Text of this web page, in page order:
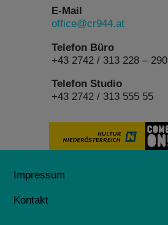
E-Mail
office@cr944.at
Telefon Büro
+43 2742 / 313 228 – 290
Telefon Studio
+43 2742 / 313 555 55
Impressum
Kontakt